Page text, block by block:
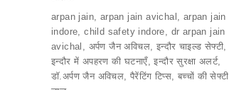
o
o
k
p
p
Tags
arpan jain arpan jain avichal
arpan jain
indore ,child safety indore
dr arpan jain
avichal
अर्पण जैन अविचल इन्दौर चाइल्ड सेफ्टी
इन्दौर में अपहरण की घटनाएँ,इन्दौर सुरक्षा अलर्ट,
डॉ.अर्पण जैन अविचल ,पैरेंटिंग टिप्स ,बच्चों की सेफ्टी